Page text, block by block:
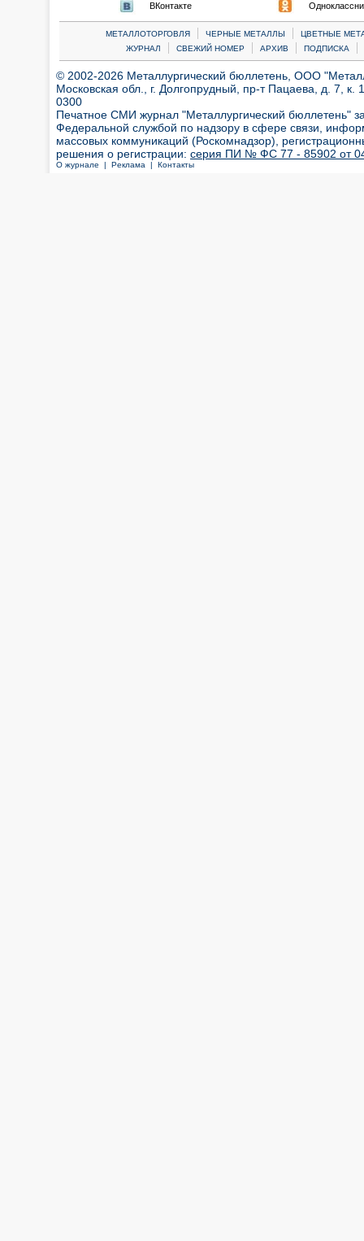
ВКонтакте
МЕТАЛЛОТОРГОВЛЯ | ЧЕРНЫЕ МЕТАЛЛЫ |
ЦВЕТНЫЕ
ЖУРНАЛ
| СВЕЖИЙ НОМЕР | АРХИВ | ПОДПИСКА |
© 2002-2026 Металлургический бюллетень, ООО
Московская обл., г. Долгопрудный, пр-т Пацаева, д. 7,
0300
Печатное СМИ журнал "Металлургический бюллетень"
Федеральной службой по надзору в сфере связи,
массовых коммуникаций (Роскомнадзор),
решения о регистрации: серия ПИ № ФС 77 - 85902 от 04
О журнале | Реклама | Контакты